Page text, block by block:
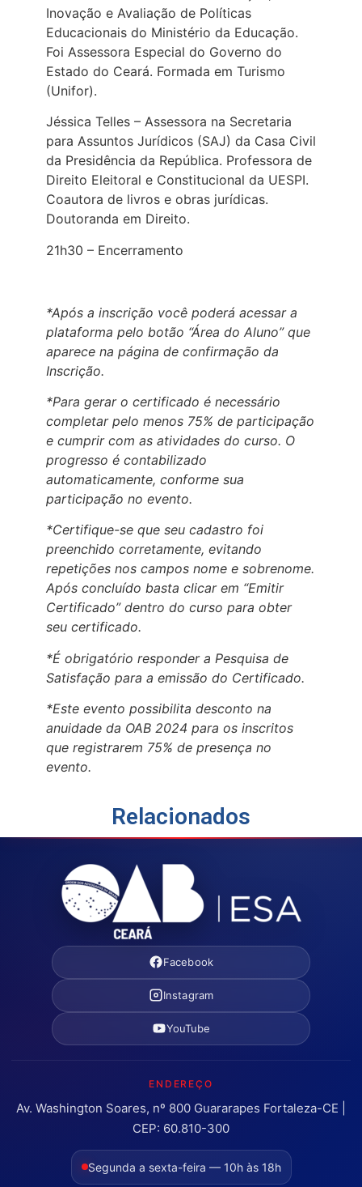
Inovação e Avaliação de Políticas
Educacionais do Ministério da Educação.
Foi Assessora Especial do Governo do
Estado do Ceará. Formada em Turismo
(Unifor).
Jéssica Telles – Assessora na Secretaria
para Assuntos Jurídicos (SAJ) da Casa Civil
da Presidência da República. Professora de
Direito Eleitoral e Constitucional da UESPI.
Coautora de livros e obras jurídicas.
Doutoranda em Direito.
21h30 – Encerramento
*Após a inscrição você poderá acessar a
plataforma pelo botão “Área do Aluno” que
aparece na página de confirmação da
Inscrição.
*Para gerar o certificado é necessário
completar pelo menos 75% de participação
e cumprir com as atividades do curso. O
progresso é contabilizado
automaticamente, conforme sua
participação no evento.
*Certifique-se que seu cadastro foi
preenchido corretamente, evitando
repetições nos campos nome e sobrenome.
Após concluído basta clicar em “Emitir
Certificado” dentro do curso para obter
seu certificado.
*É obrigatório responder a Pesquisa de
Satisfação para a emissão do Certificado.
*Este evento possibilita desconto na
anuidade da OAB 2024 para os inscritos
que registrarem 75% de presença no
evento.
Relacionados
Facebook
Instagram
YouTube
ENDEREÇO
Av. Washington Soares, nº 800 Guararapes Fortaleza-CE |
CEP: 60.810-300
Segunda a sexta-feira — 10h às 18h